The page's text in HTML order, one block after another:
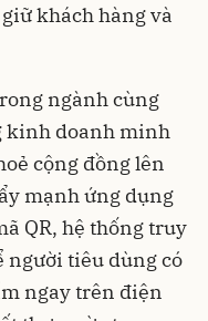
khách hàng và
ngành cùng
kinh doanh minh
cộng đồng lên
mạnh ứng dụng
QR, hệ thống truy
người tiêu dùng có
ngay trên điện